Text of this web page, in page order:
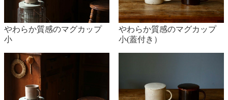
水の中での浸けおき、湿気の多い場所での保存はお避
けください。
欠けや破損の原因になりますので、金物や硬質な食器
類とは、別に洗浄して下さい。
やわらか質感のマグカップ
小
やわらか質感のマグカップ
小(蓋付き）